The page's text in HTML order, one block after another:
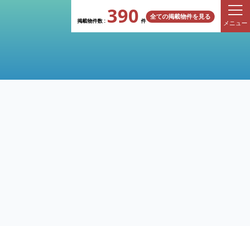
掲載物件数 : 390 件 全ての掲載物件を見る
メニュー